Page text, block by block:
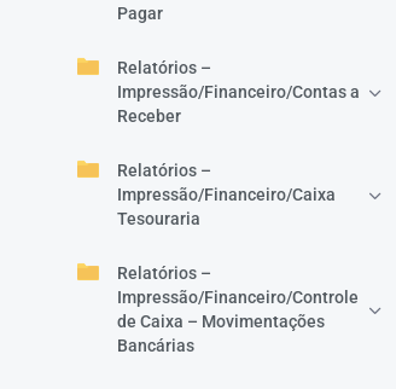
Pagar
Relatórios –
Impressão/Financeiro/Contas a
Receber
Relatórios –
Impressão/Financeiro/Caixa
Tesouraria
Relatórios –
Impressão/Financeiro/Controle
de Caixa – Movimentações
Bancárias